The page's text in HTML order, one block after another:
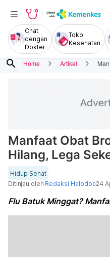
Chat
dengan
Dokter
Toko
Kesehatan
search Home Artikel
Manfaat Obat
Hilang, Lega
Hidup Sehat
Ditinjau oleh Redaksi Halodoc24
Flu Batuk Minggat?